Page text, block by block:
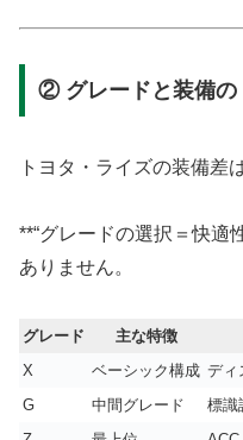
② グレードと装備の
トヨタ・ライズの装備差
**“グレードの選択＝快適
ありません。
グレード 主な特徴
X
ベーシック構成 ディ
G
中間グレード
標識